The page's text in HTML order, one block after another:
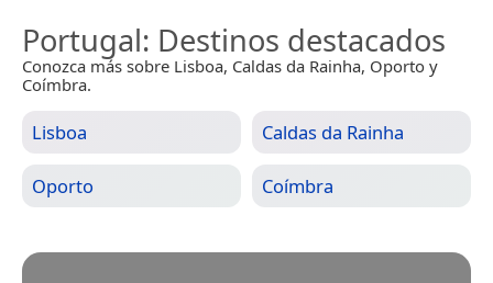
Portugal: Destinos destacados
Conozca más sobre Lisboa, Caldas da Rainha, Oporto y
Coímbra.
Lisboa Caldas da Rainha
Oporto Coímbra